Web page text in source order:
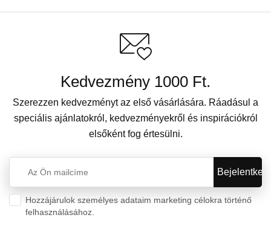
Kedvezmény 1000 Ft.
Szerezzen kedvezményt az első vásárlására. Ráadásul a
speciális ajánlatokról, kedvezményekről és inspirációkról
elsőként fog értesülni.
Hozzájárulok személyes adataim marketing célokra történő
felhasználásához.